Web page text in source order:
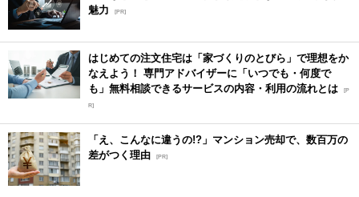
魅力
[PR]
はじめての注文住宅は「家づくりのとびら」で理想をか
なえよう！ 専門アドバイザーに「いつでも・何度で
も」無料相談できるサービスの内容・利用の流れとは [P
R]
「え、こんなに違うの!?」マンション売却で、数百万の
差がつく理由 [PR]